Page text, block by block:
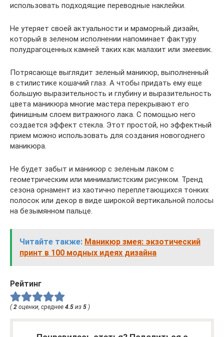
использовать подходящие переводные наклейки.
Не утеряет своей актуальности и мраморный дизайн,
который в зеленом исполнении напоминает фактуру
полудрагоценных камней таких как малахит или змеевик.
Потрясающе выглядит зеленый маникюр, выполненный
в стилистике кошачий глаз. А чтобы придать ему еще
большую выразительность и глубину и выразительность
цвета маникюра многие мастера перекрывают его
финишным слоем витражного лака. С помощью него
создается эффект стекла. Этот простой, но эффектный
прием можно использовать для создания новогоднего
маникюра.
Не будет забыт и маникюр с зеленым лаком с
геометрическим или минималистским рисунком. Тренд
сезона орнамент из хаотично переплетающихся тонких
полосок или декор в виде широкой вертикальной полосы
на безымянном пальце.
Читайте также: Маникюр змея: экзотический
принт в 100 модных идеях дизайна
Рейтинг
( 2 оценки, среднее 4.5 из 5 )